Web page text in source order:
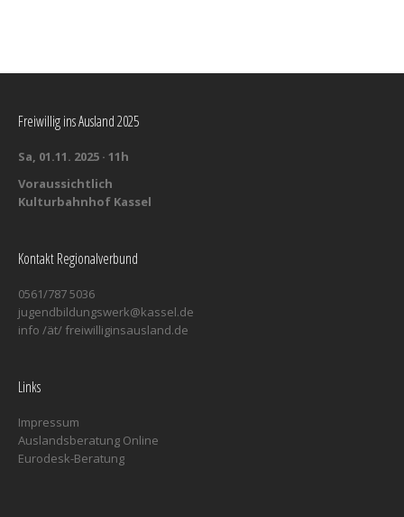
Freiwillig ins Ausland 2025
Sa, 01.11. 2025 · 11h
Voraussichtlich
Kulturbahnhof Kassel
Kontakt Regionalverbund
0561/787 5036
jugendbildungswerk@kassel.de
info /ät/ freiwilliginsausland.de
Links
Impressum
Auslandsberatung Online
Eurodesk-Beratung